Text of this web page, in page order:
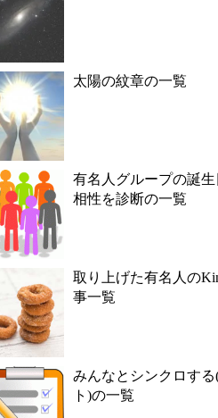
太陽の紋章の一覧
有名人グループの誕生
相性を診断の一覧
取り上げた有名人の
事一覧
みんなとシンクロす
ト)の一覧